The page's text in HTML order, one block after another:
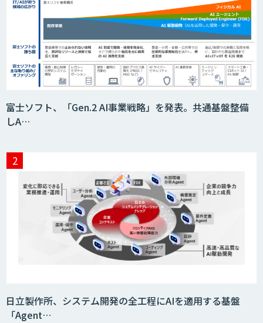
富士ソフト、「Gen.2 AI事業戦略」を発表。共通基盤整備
しA…
日立製作所、システム開発の全工程にAIを適用する基盤
「Agent…